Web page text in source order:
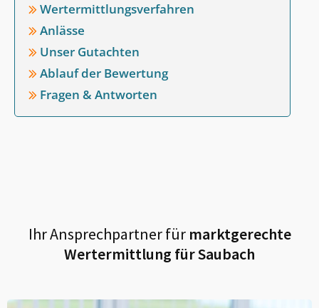
Wertermittlungsverfahren
Anlässe
Unser Gutachten
Ablauf der Bewertung
Fragen & Antworten
Ihr Ansprechpartner fürmarktgerechte
Wertermittlung fürSaubach